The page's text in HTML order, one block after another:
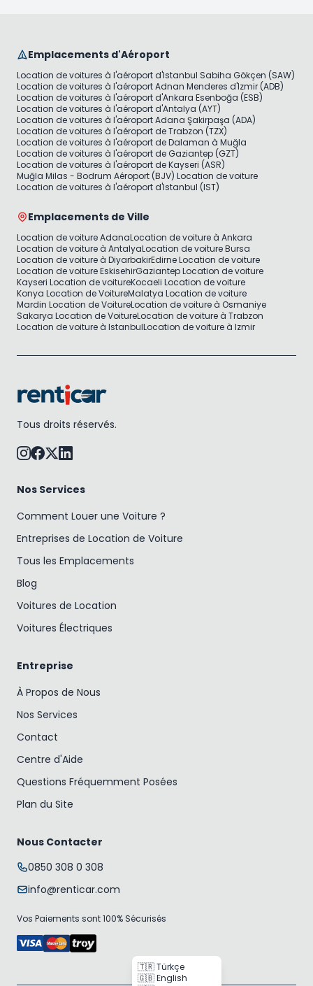
Emplacements d'Aéroport
Location de voitures à l'aéroport d'Istanbul Sabiha Gökçen (SAW)
Location de voitures à l'aéroport Adnan Menderes d'Izmir (ADB)
Location de voitures à l'aéroport d'Ankara Esenboğa (ESB)
Location de voitures à l'aéroport d'Antalya (AYT)
Location de voitures à l'aéroport Adana Şakirpaşa (ADA)
Location de voitures à l'aéroport de Trabzon (TZX)
Location de voitures à l'aéroport de Dalaman à Muğla
Location de voitures à l'aéroport de Gaziantep (GZT)
Location de voitures à l'aéroport de Kayseri (ASR)
Muğla Milas - Bodrum Aéroport (BJV) Location de voiture
Location de voitures à l'aéroport d'Istanbul (IST)
Emplacements de Ville
Location de voiture AdanaLocation de voiture à Ankara
Location de voiture à AntalyaLocation de voiture Bursa
Location de voiture à DiyarbakirEdirne Location de voiture
Location de voiture EskisehirGaziantep Location de voiture
Kayseri Location de voitureKocaeli Location de voiture
Konya Location de VoitureMalatya Location de voiture
Mardin Location de VoitureLocation de voiture à Osmaniye
Sakarya Location de VoitureLocation de voiture à Trabzon
Location de voiture à IstanbulLocation de voiture à Izmir
Tous droits réservés.
Nos Services
Comment Louer une Voiture ?
Entreprises de Location de Voiture
Tous les Emplacements
Blog
Voitures de Location
Voitures Électriques
Entreprise
À Propos de Nous
Nos Services
Contact
Centre d'Aide
Questions Fréquemment Posées
Plan du Site
Nous Contacter
0850 308 0 308
info@renticar.com
Vos Paiements sont 100% Sécurisés
🇹🇷 Türkçe
🇬🇧 English